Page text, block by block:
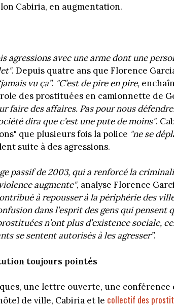
Cabiria, en augmentation.
agressions avec une arme dont une
. Depuis quatre ans que Florence
vu ça”. "C’est de pire en pire,
des prostituées en camionnette de
faire des affaires. Pas pour nous
dira que c’est une pute de moins".
que plusieurs fois la police "ne se
suite à des agressions.
passif de 2003, qui a renforcé la
augmente", analyse Florence
à repousser à la périphérie des
dans l’esprit des gens qui
n’ont plus d’existence sociale,
se sentent autorisés à les agresser”.
toujours pointés
une lettre ouverte, une conférence
de ville, Cabiria et le collectif des